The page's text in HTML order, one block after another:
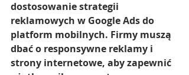
dostosowanie strategii
reklamowych w Google Ads do
platform mobilnych. Firmy muszą
dbać o responsywne reklamy i
strony internetowe, aby zapewnić